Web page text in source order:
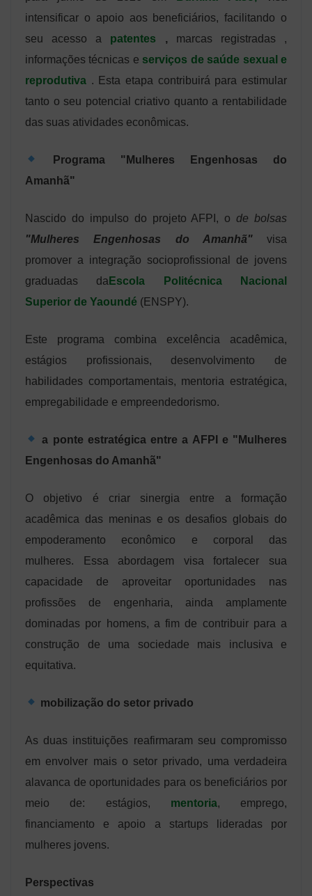
intensificar o apoio aos beneficiários, facilitando o
seu acesso a patentes , marcas registradas ,
informações técnicas e serviços de saúde sexual e
reprodutiva . Esta etapa contribuirá para estimular
tanto o seu potencial criativo quanto a rentabilidade
das suas atividades econômicas.
Programa
"Mulheres Engenhosas do
Amanhã"
Nascido do impulso do projeto AFPI, ode bolsas
"Mulheres Engenhosas do Amanhã"visa
promover a integração socioprofissional de jovens
graduadas da Escola Politécnica Nacional
Superior de Yaoundé (ENSPY).
Este programa combina excelência acadêmica,
estágios profissionais, desenvolvimento de
habilidades comportamentais, mentoria estratégica,
empregabilidade e empreendedorismo.
a ponte estratégica entre a AFPI e "Mulheres
Engenhosas do Amanhã"
O objetivo é criar sinergia entre a formação
acadêmica das meninas e os desafios globais do
empoderamento econômico e corporal das
mulheres. Essa abordagem visa fortalecer sua
capacidade de aproveitar oportunidades nas
profissões de engenharia, ainda amplamente
dominadas por homens, a fim de contribuir para a
construção de uma sociedade mais inclusiva e
equitativa.
mobilização do setor privado
As duas instituições reafirmaram seu compromisso
em envolver mais o setor privado, uma verdadeira
alavanca de oportunidades para os beneficiários por
meio de: estágios, mentoria, emprego,
financiamento e apoio a startups lideradas por
mulheres jovens.
Perspectivas